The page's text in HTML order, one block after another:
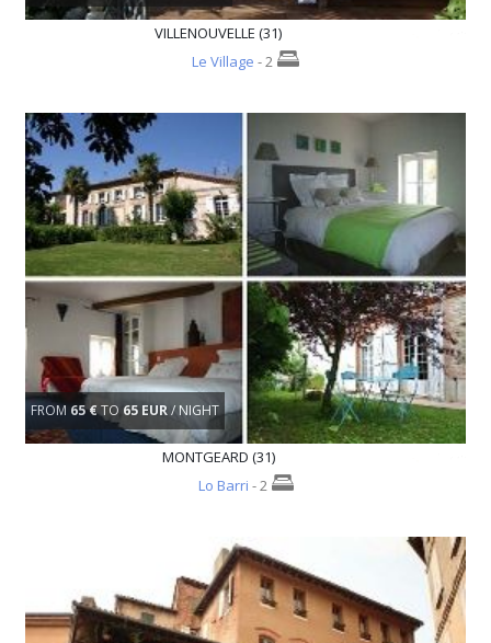
VILLENOUVELLE (31)
Le Village - 2
FROM 65 €TO65 EUR/ NIGHT
MONTGEARD (31)
Lo Barri - 2